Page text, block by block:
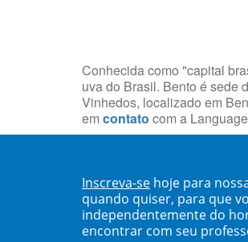
Conhecida como "capital
uva do Brasil. Bento é sede
Vinhedos, localizado em
em contato com a
Inscreva-se hoje para
quando quiser, para que
independentemente do
encontrar com seu